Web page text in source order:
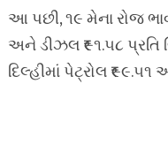
આ પછી, ૧૯ મેના રોજ ભાવ
અને ડીઝલ ₹૯૧.૫૮
દિલ્હીમાં પેટ્રોલ